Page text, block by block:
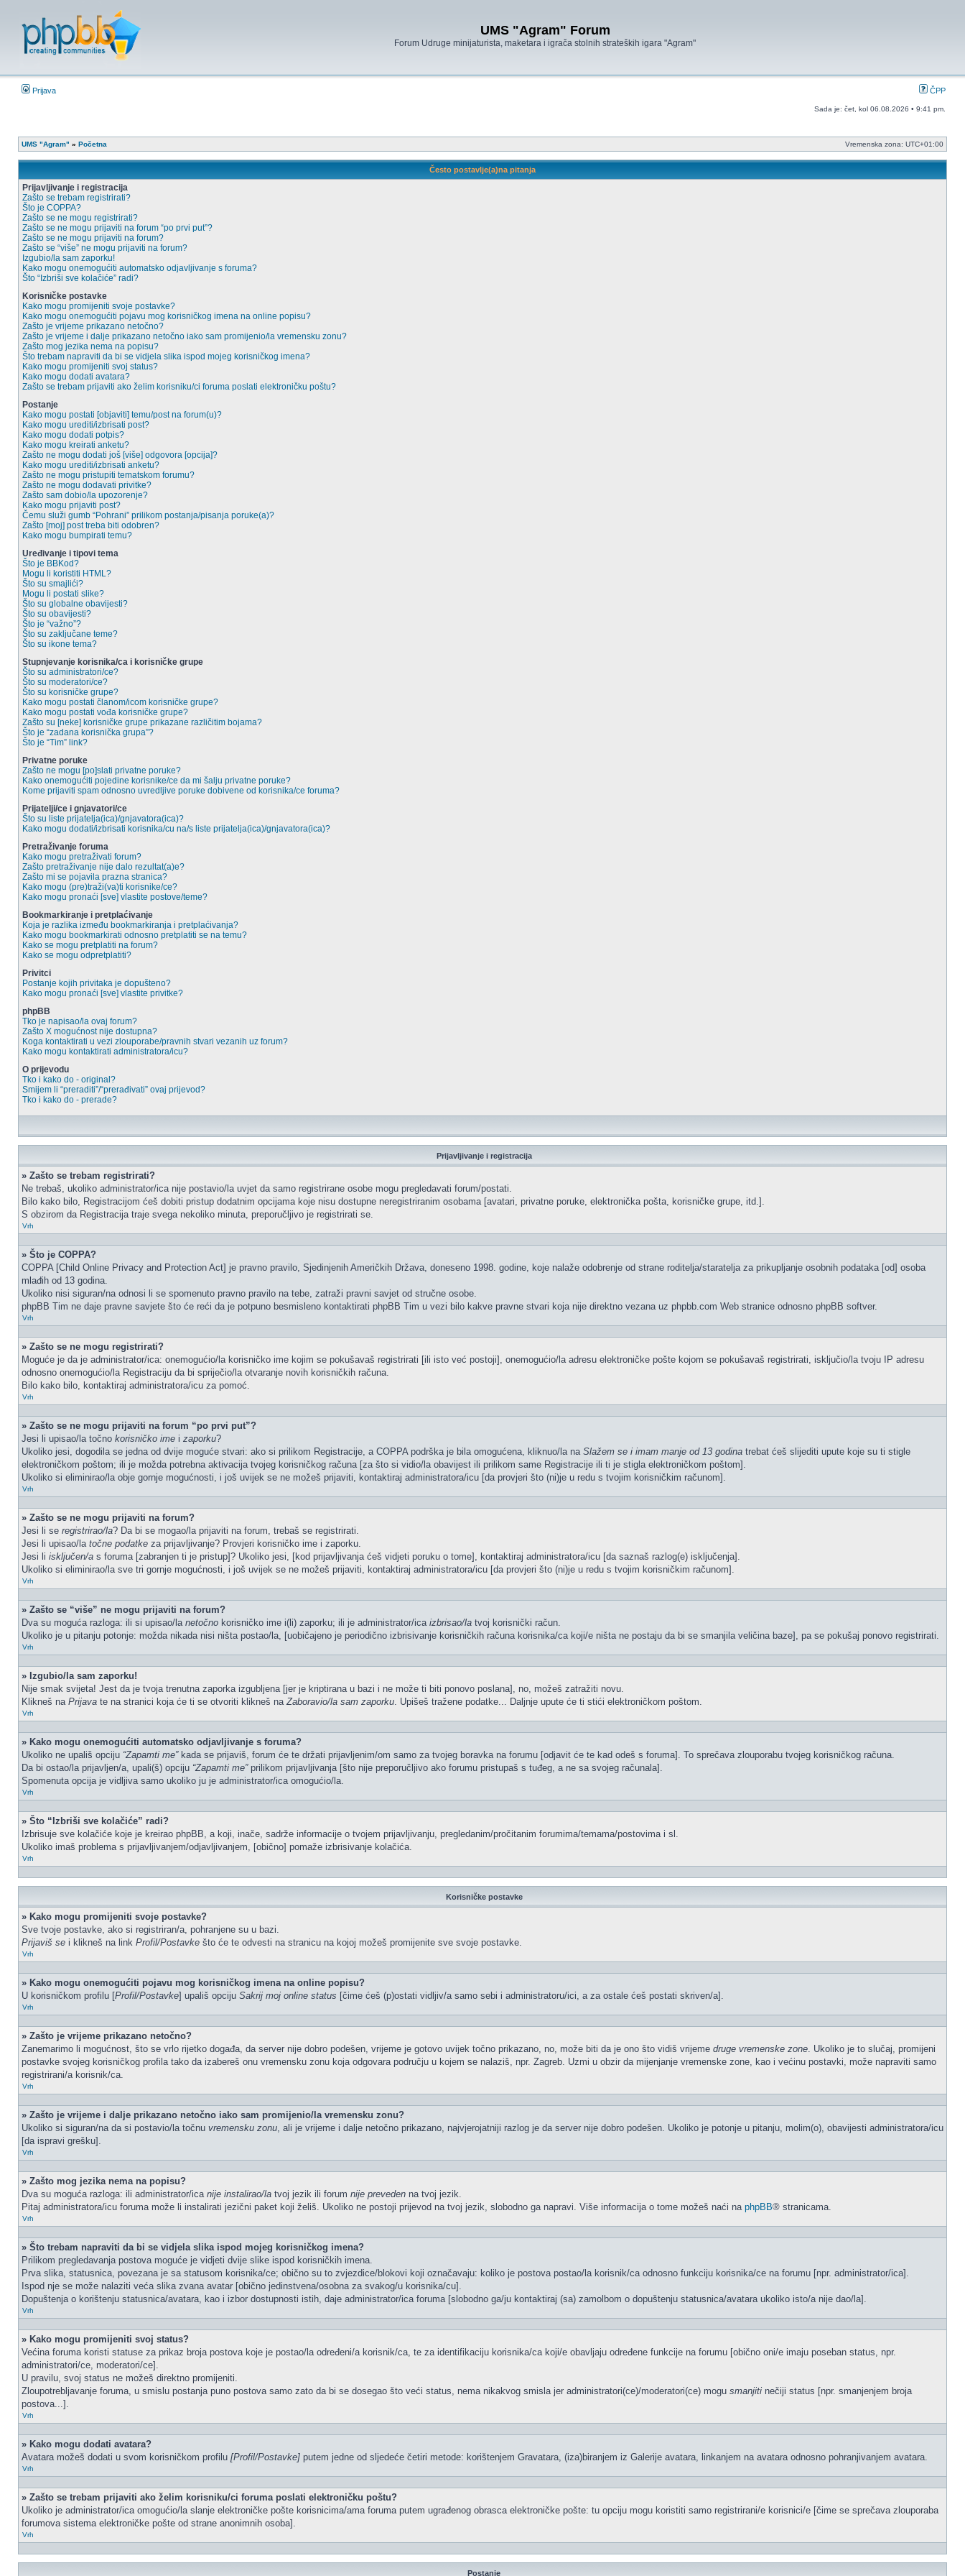
UMS "Agram" Forum
Forum Udruge minijaturista, maketara i igrača stolnih strateških igara "Agram"
Prijava ČPP
Sada je: čet, kol 06.08.2026 • 9:41 pm.
UMS "Agram" » Početna Vremenska zona: UTC+01:00
Često postavlje(a)na pitanja
Prijavljivanje i registracija
Zašto se trebam registrirati?
Što je COPPA?
Zašto se ne mogu registrirati?
Zašto se ne mogu prijaviti na forum “po prvi put”?
Zašto se ne mogu prijaviti na forum?
Zašto se “više” ne mogu prijaviti na forum?
Izgubio/la sam zaporku!
Kako mogu onemogućiti automatsko odjavljivanje s foruma?
Što “Izbriši sve kolačiće” radi?
Korisničke postavke
Kako mogu promijeniti svoje postavke?
Kako mogu onemogućiti pojavu mog korisničkog imena na online popisu?
Zašto je vrijeme prikazano netočno?
Zašto je vrijeme i dalje prikazano netočno iako sam promijenio/la vremensku zonu?
Zašto mog jezika nema na popisu?
Što trebam napraviti da bi se vidjela slika ispod mojeg korisničkog imena?
Kako mogu promijeniti svoj status?
Kako mogu dodati avatara?
Zašto se trebam prijaviti ako želim korisniku/ci foruma poslati elektroničku poštu?
Postanje
Kako mogu postati [objaviti] temu/post na forum(u)?
Kako mogu urediti/izbrisati post?
Kako mogu dodati potpis?
Kako mogu kreirati anketu?
Zašto ne mogu dodati još [više] odgovora [opcija]?
Kako mogu urediti/izbrisati anketu?
Zašto ne mogu pristupiti tematskom forumu?
Zašto ne mogu dodavati privitke?
Zašto sam dobio/la upozorenje?
Kako mogu prijaviti post?
Čemu služi gumb “Pohrani” prilikom postanja/pisanja poruke(a)?
Zašto [moj] post treba biti odobren?
Kako mogu bumpirati temu?
Uređivanje i tipovi tema
Što je BBKod?
Mogu li koristiti HTML?
Što su smajlići?
Mogu li postati slike?
Što su globalne obavijesti?
Što su obavijesti?
Što je “važno”?
Što su zaključane teme?
Što su ikone tema?
Stupnjevanje korisnika/ca i korisničke grupe
Što su administratori/ce?
Što su moderatori/ce?
Što su korisničke grupe?
Kako mogu postati članom/icom korisničke grupe?
Kako mogu postati vođa korisničke grupe?
Zašto su [neke] korisničke grupe prikazane različitim bojama?
Što je “zadana korisnička grupa”?
Što je “Tim” link?
Privatne poruke
Zašto ne mogu [po]slati privatne poruke?
Kako onemogućiti pojedine korisnike/ce da mi šalju privatne poruke?
Kome prijaviti spam odnosno uvredljive poruke dobivene od korisnika/ce foruma?
Prijatelji/ce i gnjavatori/ce
Što su liste prijatelja(ica)/gnjavatora(ica)?
Kako mogu dodati/izbrisati korisnika/cu na/s liste prijatelja(ica)/gnjavatora(ica)?
Pretraživanje foruma
Kako mogu pretraživati forum?
Zašto pretraživanje nije dalo rezultat(a)e?
Zašto mi se pojavila prazna stranica?
Kako mogu (pre)traži(va)ti korisnike/ce?
Kako mogu pronaći [sve] vlastite postove/teme?
Bookmarkiranje i pretplaćivanje
Koja je razlika između bookmarkiranja i pretplaćivanja?
Kako mogu bookmarkirati odnosno pretplatiti se na temu?
Kako se mogu pretplatiti na forum?
Kako se mogu odpretplatiti?
Privitci
Postanje kojih privitaka je dopušteno?
Kako mogu pronaći [sve] vlastite privitke?
phpBB
Tko je napisao/la ovaj forum?
Zašto X mogućnost nije dostupna?
Koga kontaktirati u vezi zlouporabe/pravnih stvari vezanih uz forum?
Kako mogu kontaktirati administratora/icu?
O prijevodu
Tko i kako do - original?
Smijem li “preraditi”/“prerađivati” ovaj prijevod?
Tko i kako do - prerade?
Prijavljivanje i registracija
» Zašto se trebam registrirati?
Ne trebaš, ukoliko administrator/ica nije postavio/la uvjet da samo registrirane osobe mogu pregledavati forum/postati.
Bilo kako bilo, Registracijom ćeš dobiti pristup dodatnim opcijama koje nisu dostupne neregistriranim osobama [avatari, privatne poruke, elektronička pošta, korisničke grupe, itd.].
S obzirom da Registracija traje svega nekoliko minuta, preporučljivo je registrirati se.
Vrh
» Što je COPPA?
COPPA [Child Online Privacy and Protection Act] je pravno pravilo, Sjedinjenih Američkih Država, doneseno 1998. godine, koje nalaže odobrenje od strane roditelja/staratelja za prikupljanje osobnih podataka [od] osoba
mlađih od 13 godina.
Ukoliko nisi siguran/na odnosi li se spomenuto pravno pravilo na tebe, zatraži pravni savjet od stručne osobe.
phpBB Tim ne daje pravne savjete što će reći da je potpuno besmisleno kontaktirati phpBB Tim u vezi bilo kakve pravne stvari koja nije direktno vezana uz phpbb.com Web stranice odnosno phpBB softver.
Vrh
» Zašto se ne mogu registrirati?
Moguće je da je administrator/ica: onemogućio/la korisničko ime kojim se pokušavaš registrirati [ili isto već postoji], onemogućio/la adresu elektroničke pošte kojom se pokušavaš registrirati, isključio/la tvoju IP adresu
odnosno onemogućio/la Registraciju da bi spriječio/la otvaranje novih korisničkih računa.
Bilo kako bilo, kontaktiraj administratora/icu za pomoć.
Vrh
» Zašto se ne mogu prijaviti na forum “po prvi put”?
Jesi li upisao/la točno korisničko ime i zaporku?
Ukoliko jesi, dogodila se jedna od dvije moguće stvari: ako si prilikom Registracije, a COPPA podrška je bila omogućena, kliknuo/la na Slažem se i imam manje od 13 godina trebat ćeš slijediti upute koje su ti stigle
elektroničkom poštom; ili je možda potrebna aktivacija tvojeg korisničkog računa [za što si vidio/la obavijest ili prilikom same Registracije ili ti je stigla elektroničkom poštom].
Ukoliko si eliminirao/la obje gornje mogućnosti, i još uvijek se ne možeš prijaviti, kontaktiraj administratora/icu [da provjeri što (ni)je u redu s tvojim korisničkim računom].
Vrh
» Zašto se ne mogu prijaviti na forum?
Jesi li se registrirao/la? Da bi se mogao/la prijaviti na forum, trebaš se registrirati.
Jesi li upisao/la točne podatke za prijavljivanje? Provjeri korisničko ime i zaporku.
Jesi li isključen/a s foruma [zabranjen ti je pristup]? Ukoliko jesi, [kod prijavljivanja ćeš vidjeti poruku o tome], kontaktiraj administratora/icu [da saznaš razlog(e) isključenja].
Ukoliko si eliminirao/la sve tri gornje mogućnosti, i još uvijek se ne možeš prijaviti, kontaktiraj administratora/icu [da provjeri što (ni)je u redu s tvojim korisničkim računom].
Vrh
» Zašto se “više” ne mogu prijaviti na forum?
Dva su moguća razloga: ili si upisao/la netočno korisničko ime i(li) zaporku; ili je administrator/ica izbrisao/la tvoj korisnički račun.
Ukoliko je u pitanju potonje: možda nikada nisi ništa postao/la, [uobičajeno je periodično izbrisivanje korisničkih računa korisnika/ca koji/e ništa ne postaju da bi se smanjila veličina baze], pa se pokušaj ponovo registrirati.
Vrh
» Izgubio/la sam zaporku!
Nije smak svijeta! Jest da je tvoja trenutna zaporka izgubljena [jer je kriptirana u bazi i ne može ti biti ponovo poslana], no, možeš zatražiti novu.
Klikneš na Prijava te na stranici koja će ti se otvoriti klikneš naZaboravio/la sam zaporku. Upišeš tražene podatke... Daljnje upute će ti stići elektroničkom poštom.
Vrh
» Kako mogu onemogućiti automatsko odjavljivanje s foruma?
Ukoliko ne upališ opciju “Zapamti me”kada se prijaviš, forum će te držati prijavljenim/om samo za tvojeg boravka na forumu [odjavit će te kad odeš s foruma]. To sprečava zlouporabu tvojeg korisničkog računa.
Da bi ostao/la prijavljen/a, upali(š) opciju “Zapamti me”prilikom prijavljivanja [što nije preporučljivo ako forumu pristupaš s tuđeg, a ne sa svojeg računala].
Spomenuta opcija je vidljiva samo ukoliko ju je administrator/ica omogućio/la.
Vrh
» Što “Izbriši sve kolačiće” radi?
Izbrisuje sve kolačiće koje je kreirao phpBB, a koji, inače, sadrže informacije o tvojem prijavljivanju, pregledanim/pročitanim forumima/temama/postovima i sl.
Ukoliko imaš problema s prijavljivanjem/odjavljivanjem, [obično] pomaže izbrisivanje kolačića.
Vrh
Korisničke postavke
» Kako mogu promijeniti svoje postavke?
Sve tvoje postavke, ako si registriran/a, pohranjene su u bazi.
Prijaviš se i klikneš na link Profil/Postavke što će te odvesti na stranicu na kojoj možeš promijenite sve svoje postavke.
Vrh
» Kako mogu onemogućiti pojavu mog korisničkog imena na online popisu?
U korisničkom profilu [Profil/Postavke] upališ opciju Sakrij moj online status [čime ćeš (p)ostati vidljiv/a samo sebi i administratoru/ici, a za ostale ćeš postati skriven/a].
Vrh
» Zašto je vrijeme prikazano netočno?
Zanemarimo li mogućnost, što se vrlo rijetko događa, da server nije dobro podešen, vrijeme je gotovo uvijek točno prikazano, no, može biti da je ono što vidiš vrijeme druge vremenske zone. Ukoliko je to slučaj, promijeni
postavke svojeg korisničkog profila tako da izabereš onu vremensku zonu koja odgovara području u kojem se nalaziš, npr. Zagreb. Uzmi u obzir da mijenjanje vremenske zone, kao i većinu postavki, može napraviti samo
registrirani/a korisnik/ca.
Vrh
» Zašto je vrijeme i dalje prikazano netočno iako sam promijenio/la vremensku zonu?
Ukoliko si siguran/na da si postavio/la točnu vremensku zonu, ali je vrijeme i dalje netočno prikazano, najvjerojatniji razlog je da server nije dobro podešen. Ukoliko je potonje u pitanju, molim(o), obavijesti administratora/icu
[da ispravi grešku].
Vrh
» Zašto mog jezika nema na popisu?
Dva su moguća razloga: ili administrator/ica nije instalirao/la tvoj jezik ili forum nije preveden na tvoj jezik.
Pitaj administratora/icu foruma može li instalirati jezični paket koji želiš. Ukoliko ne postoji prijevod na tvoj jezik, slobodno ga napravi. Više informacija o tome možeš naći na phpBB® stranicama.
Vrh
» Što trebam napraviti da bi se vidjela slika ispod mojeg korisničkog imena?
Prilikom pregledavanja postova moguće je vidjeti dvije slike ispod korisničkih imena.
Prva slika, statusnica, povezana je sa statusom korisnika/ce; obično su to zvjezdice/blokovi koji označavaju: koliko je postova postao/la korisnik/ca odnosno funkciju korisnika/ce na forumu [npr. administrator/ica].
Ispod nje se može nalaziti veća slika zvana avatar [obično jedinstvena/osobna za svakog/u korisnika/cu].
Dopuštenja o korištenju statusnica/avatara, kao i izbor dostupnosti istih, daje administrator/ica foruma [slobodno ga/ju kontaktiraj (sa) zamolbom o dopuštenju statusnica/avatara ukoliko isto/a nije dao/la].
Vrh
» Kako mogu promijeniti svoj status?
Većina foruma koristi statuse za prikaz broja postova koje je postao/la određeni/a korisnik/ca, te za identifikaciju korisnika/ca koji/e obavljaju određene funkcije na forumu [obično oni/e imaju poseban status, npr.
administratori/ce, moderatori/ce].
U pravilu, svoj status ne možeš direktno promijeniti.
Zloupotrebljavanje foruma, u smislu postanja puno postova samo zato da bi se dosegao što veći status, nema nikakvog smisla jer administratori(ce)/moderatori(ce) mogu smanjiti nečiji status [npr. smanjenjem broja
postova...].
Vrh
» Kako mogu dodati avatara?
Avatara možeš dodati u svom korisničkom profilu [Profil/Postavke] putem jedne od sljedeće četiri metode: korištenjem Gravatara, (iza)biranjem iz Galerije avatara, linkanjem na avatara odnosno pohranjivanjem avatara.
Vrh
» Zašto se trebam prijaviti ako želim korisniku/ci foruma poslati elektroničku poštu?
Ukoliko je administrator/ica omogućio/la slanje elektroničke pošte korisnicima/ama foruma putem ugrađenog obrasca elektroničke pošte: tu opciju mogu koristiti samo registrirani/e korisnici/e [čime se sprečava zlouporaba
forumova sistema elektroničke pošte od strane anonimnih osoba].
Vrh
Postanje